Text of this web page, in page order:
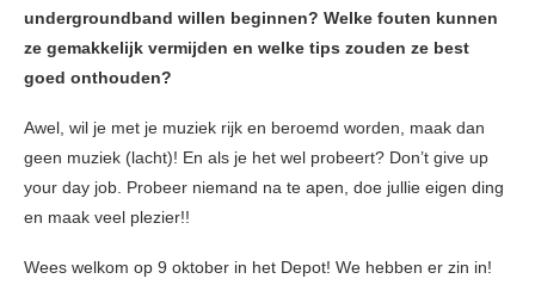
undergroundband willen beginnen? Welke fouten kunnen
ze gemakkelijk vermijden en welke tips zouden ze best
goed onthouden?
Awel, wil je met je muziek rijk en beroemd worden, maak dan
geen muziek (lacht)! En als je het wel probeert? Don’t give up
your day job. Probeer niemand na te apen, doe jullie eigen ding
en maak veel plezier!!
Wees welkom op 9 oktober in het Depot! We hebben er zin in!